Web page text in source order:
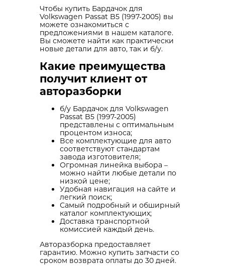
Чтобы купить Бардачок для
Volkswagen Passat B5 (1997-2005) вы
можете ознакомиться с
предложениями в нашем каталоге.
Вы сможете найти как практически
новые детали для авто, так и б/у.
Какие преимущества
получит клиент от
авторазборки
б/у Бардачок для Volkswagen
Passat B5 (1997-2005)
представлены с оптимальным
процентом износа;
Все комплектующие для авто
соответствуют стандартам
завода изготовителя;
Огромная линейка выбора –
можно найти любые детали по
низкой цене;
Удобная навигация на сайте и
легкий поиск;
Самый подробный и обширный
каталог комплектующих;
Доставка транспортной
комиссией каждый день.
Авторазборка предоставляет
гарантию. Можно купить запчасти со
сроком возврата оплаты до 30 дней.